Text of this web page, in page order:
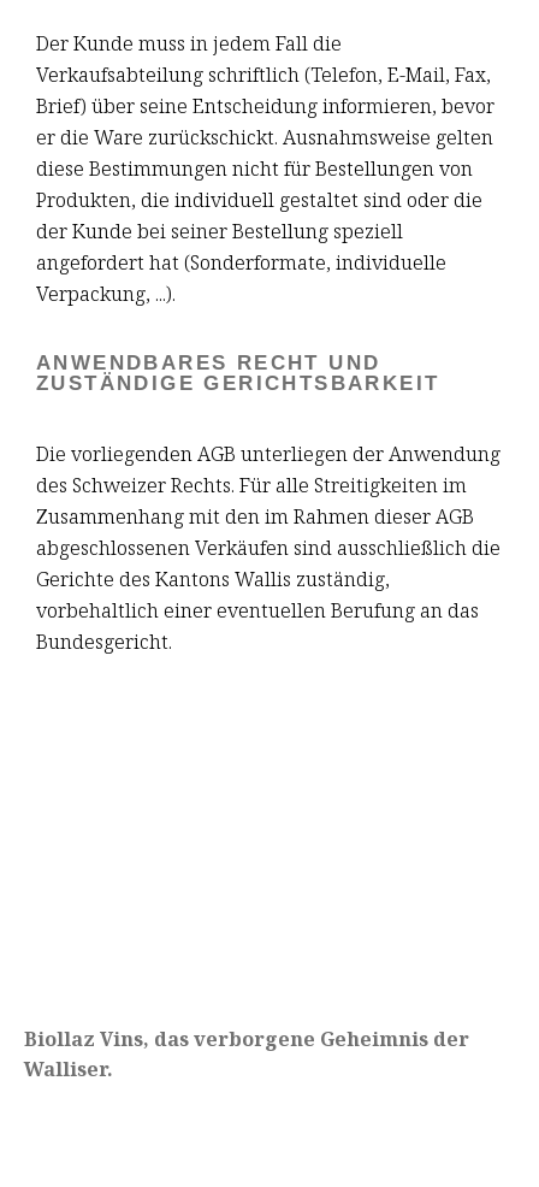
Der Kunde muss in jedem Fall die
Verkaufsabteilung schriftlich (Telefon, E-Mail, Fax,
Brief) über seine Entscheidung informieren, bevor
er die Ware zurückschickt. Ausnahmsweise gelten
diese Bestimmungen nicht für Bestellungen von
Produkten, die individuell gestaltet sind oder die
der Kunde bei seiner Bestellung speziell
angefordert hat (Sonderformate, individuelle
Verpackung, ...).
ANWENDBARES RECHT UND
ZUSTÄNDIGE GERICHTSBARKEIT
Die vorliegenden AGB unterliegen der Anwendung
des Schweizer Rechts. Für alle Streitigkeiten im
Zusammenhang mit den im Rahmen dieser AGB
abgeschlossenen Verkäufen sind ausschließlich die
Gerichte des Kantons Wallis zuständig,
vorbehaltlich einer eventuellen Berufung an das
Bundesgericht.
Biollaz Vins, das verborgene Geheimnis der
Walliser.